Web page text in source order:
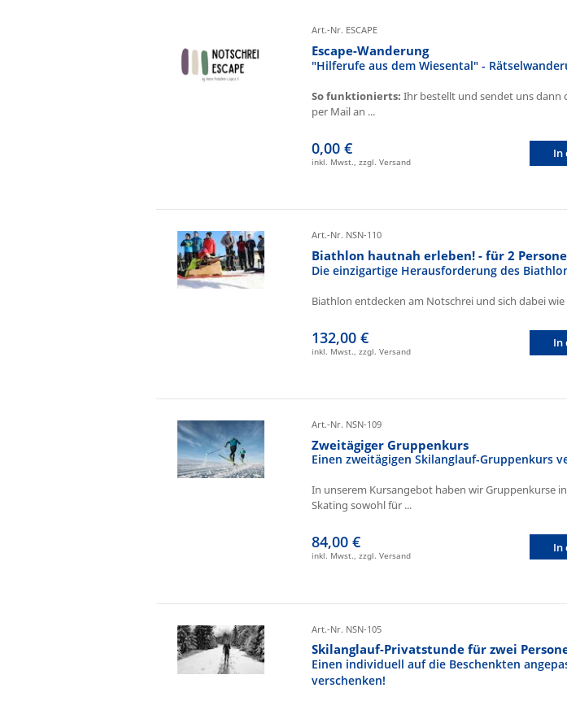
Art.-Nr. ESCAPE
Escape-Wanderung
"Hilferufe aus dem Wiesental" -
So funktionierts: Ihr bestellt und sendet uns dann
per Mail an ...
0,00 €
inkl. Mwst., zzgl. Versand
In
Art.-Nr. NSN-110
Biathlon hautnah erleben! - für 2
Die einzigartige Herausforderung des
Biathlon entdecken am Notschrei und sich dabei
132,00 €
inkl. Mwst., zzgl. Versand
In
Art.-Nr. NSN-109
Zweitägiger Gruppenkurs
Einen zweitägigen Skilanglauf-Gruppenkurs
In unserem Kursangebot haben wir Gruppenkurse
Skating sowohl für ...
84,00 €
inkl. Mwst., zzgl. Versand
In
Art.-Nr. NSN-105
Skilanglauf-Privatstunde für zwei
Einen individuell auf die Beschenkten
verschenken!